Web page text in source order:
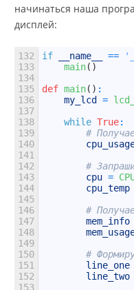
начинаться наша
дисплей:
132
133
134
135
136
137
138
139
140
141
142
143
144
145
146
147
148
149
150
151
152
153
if __name__ ==
main( )
def main( ) :
my_lcd
=
while True:
#
#
cpu =
cpu_temp
#
mem_info
#
line_one
line_two